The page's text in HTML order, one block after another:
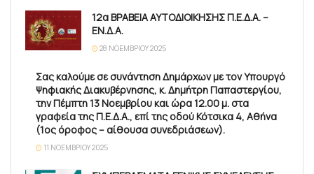
12α ΒΡΑΒΕΙΑ ΑΥΤΟΔΙΟΙΚΗΣΗΣ Π.Ε.Δ.Α. –
ΕΝ.Δ.Α.
28 ΝΟΕΜΒΡΊΟΥ 2025
Σας καλούμε σε συνάντηση Δημάρχων με τον Υπουργό
Ψηφιακής Διακυβέρνησης, κ. Δημήτρη Παπαστεργίου,
την Πέμπτη 13 Νοεμβρίου και ώρα 12.00 μ. στα
γραφεία της Π.Ε.Δ.Α., επί της οδού Κότσικα 4, Αθήνα
(1ος όροφος – αίθουσα συνεδριάσεων).
11 ΝΟΕΜΒΡΊΟΥ 2025